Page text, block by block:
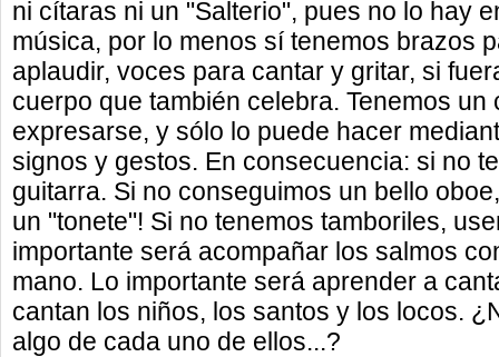
ni cítaras ni un "Salterio", pues no lo hay
música, por lo menos sí tenemos brazos
aplaudir, voces para cantar y gritar, si
cuerpo que también celebra. Tenemos
expresarse, y sólo lo puede hacer
signos y gestos. En consecuencia: si no
guitarra. Si no conseguimos un bello
un "tonete"! Si no tenemos tamboriles,
importante será acompañar los salmos
mano. Lo importante será aprender a
cantan los niños, los santos y los locos.
algo de cada uno de ellos...?